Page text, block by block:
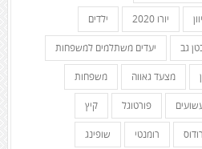
יוון יורו 2020 ילדים
גב יעדים משתלמים למשפחות
מצעד גאווה משפחות
פורטוגל קיץ
רודוס רומנטי שופינג